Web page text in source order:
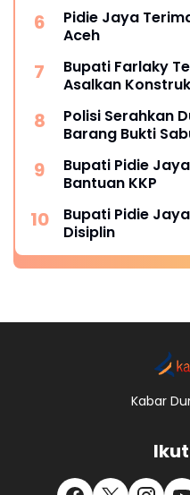
Pidie Jaya
Aceh
Bupati Farlaky
Asalkan
Polisi Serahkan
Barang Bukti
Bupati Pidie
Bantuan KKP
Bupati Pidie
Disiplin
Kabar